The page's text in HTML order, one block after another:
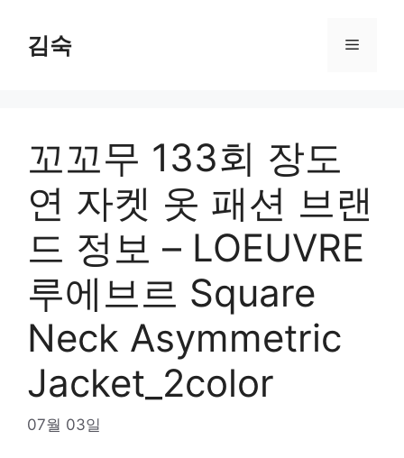
content
김숙 Menu
꼬꼬무 133회 장도
연 자켓 옷 패션 브랜
드 정보 – LOEUVRE
루에브르 Square
Neck Asymmetric
Jacket_2color
07월 03일